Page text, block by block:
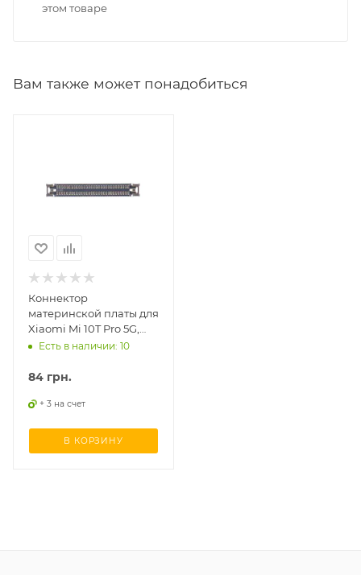
этом товаре
Вам также может понадобиться
Коннектор
материнской платы для
Xiaomi Mi 10T Pro 5G,
Tecno Spark 20C на
Есть в наличии: 10
84 грн.
+ 3 на счет
В КОРЗИНУ